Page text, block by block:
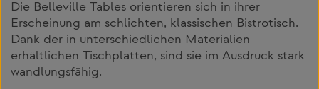
Die Belleville Tables orientieren sich in ihrer
Erscheinung am schlichten, klassischen Bistrotisch.
Dank der in unterschiedlichen Materialien
erhältlichen Tischplatten, sind sie im Ausdruck stark
wandlungsfähig.